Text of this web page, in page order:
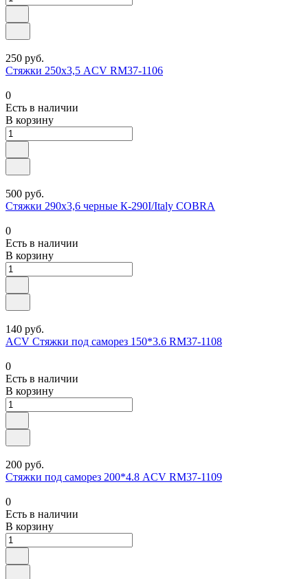
250 руб.
Стяжки 250х3,5 ACV RM37-1106
0
Есть в наличии
В корзину
500 руб.
Стяжки 290x3,6 черные К-290I/Italy COBRA
0
Есть в наличии
В корзину
140 руб.
ACV Стяжки под саморез 150*3.6 RM37-1108
0
Есть в наличии
В корзину
200 руб.
Стяжки под саморез 200*4.8 ACV RM37-1109
0
Есть в наличии
В корзину